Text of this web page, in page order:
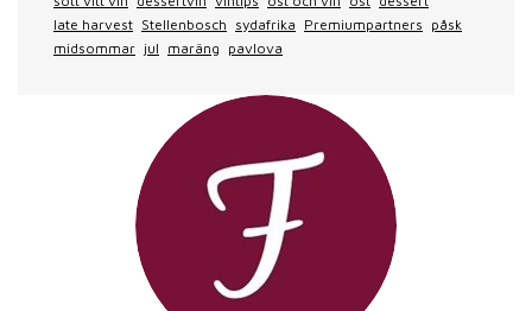
late harvest Stellenbosch sydafrika Premiumpartners påsk
midsommar jul maräng pavlova